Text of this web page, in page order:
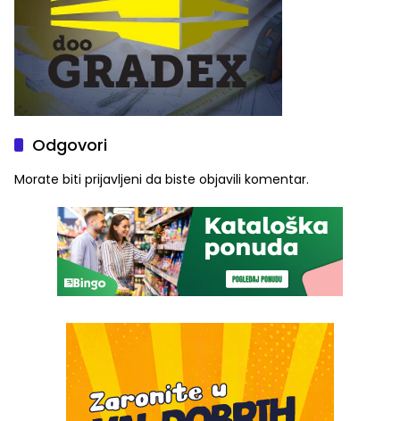
Odgovori
Morate biti prijavljeni da biste objavili komentar.